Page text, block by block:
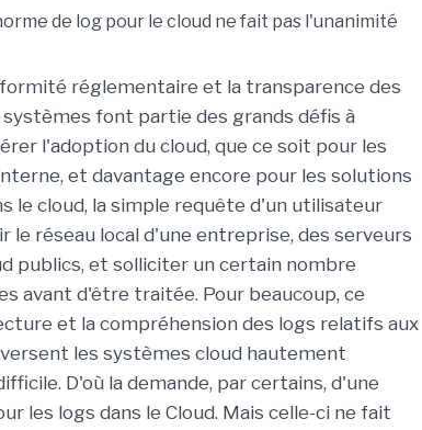
réglementaire et la transparence des
font partie des grands défis à
l'adoption du cloud, que ce soit pour les
et davantage encore pour les solutions
le cloud, la simple requête d'un utilisateur
le réseau local d'une entreprise, des serveurs
publics, et solliciter un certain nombre
avant d'être traitée. Pour beaucoup, ce
et la compréhension des logs relatifs aux
les systèmes cloud hautement
D'où la demande, par certains, d'une
les logs dans le Cloud. Mais celle-ci ne fait